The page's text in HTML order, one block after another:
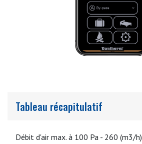
Tableau récapitulatif
Débit d'air max. à 100 Pa - 260 (m3/h)